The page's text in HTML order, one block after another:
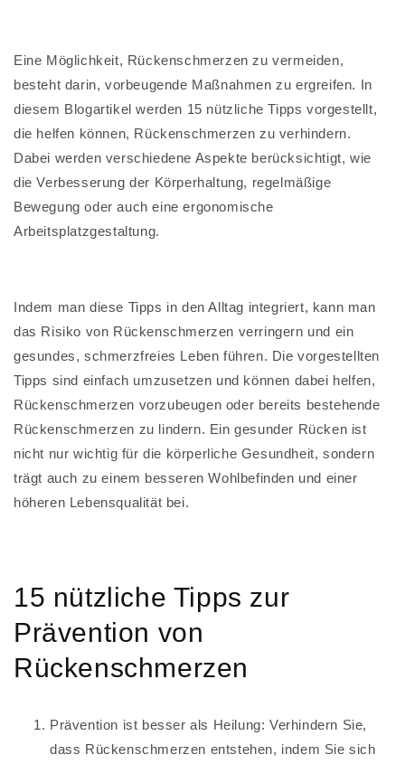
Eine Möglichkeit, Rückenschmerzen zu vermeiden,
besteht darin, vorbeugende Maßnahmen zu ergreifen. In
diesem Blogartikel werden 15 nützliche Tipps vorgestellt,
die helfen können, Rückenschmerzen zu verhindern.
Dabei werden verschiedene Aspekte berücksichtigt, wie
die Verbesserung der Körperhaltung, regelmäßige
Bewegung oder auch eine ergonomische
Arbeitsplatzgestaltung.
Indem man diese Tipps in den Alltag integriert, kann man
das Risiko von Rückenschmerzen verringern und ein
gesundes, schmerzfreies Leben führen. Die vorgestellten
Tipps sind einfach umzusetzen und können dabei helfen,
Rückenschmerzen vorzubeugen oder bereits bestehende
Rückenschmerzen zu lindern. Ein gesunder Rücken ist
nicht nur wichtig für die körperliche Gesundheit, sondern
trägt auch zu einem besseren Wohlbefinden und einer
höheren Lebensqualität bei.
15 nützliche Tipps zur
Prävention von
Rückenschmerzen
Prävention ist besser als Heilung: Verhindern Sie,
dass Rückenschmerzen entstehen, indem Sie sich